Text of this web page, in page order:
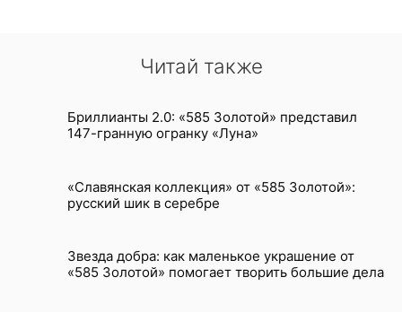
Читай также
Бриллианты 2.0: «585 Золотой» представил
147-гранную огранку «Луна»
«Славянская коллекция» от «585 Золотой»:
русский шик в серебре
Звезда добра: как маленькое украшение от
«585 Золотой» помогает творить большие дела